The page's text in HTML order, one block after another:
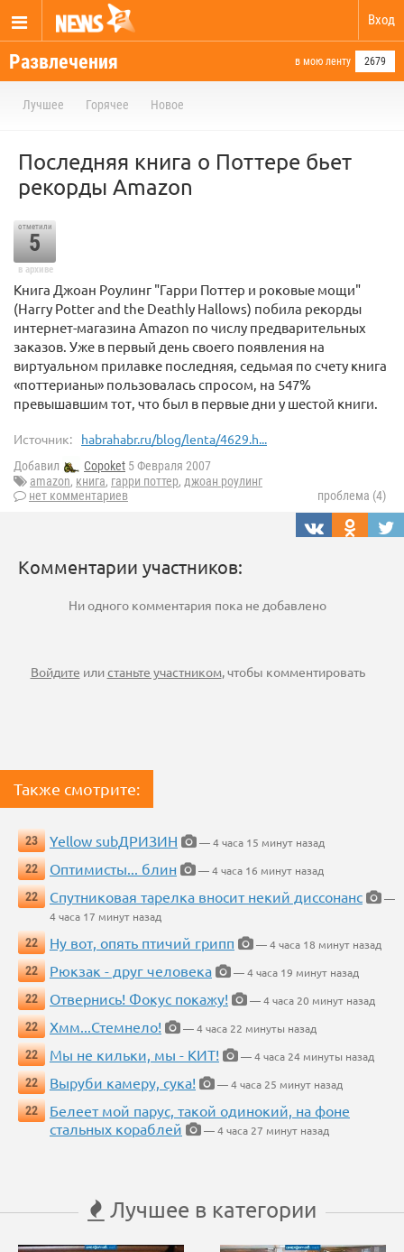
Вход
Развлечения в мою ленту 2679
Лучшее Горячее Новое
Последняя книга о Поттере бьет
рекорды Amazon
отметили
5
в архиве
Книга Джоан Роулинг "Гарри Поттер и роковые мощи"
(Harry Potter and the Deathly Hallows) побила рекорды
интернет-магазина Amazon по числу предварительных
заказов. Уже в первый день своего появления на
виртуальном прилавке последняя, седьмая по счету книга
«поттерианы» пользовалась спросом, на 547%
превышавшим тот, что был в первые дни у шестой книги.
Источник: habrahabr.ru/blog/lenta/4629.h...
Добавил Copoket 5 Февраля 2007
amazon, книга, гарри поттер, джоан роулинг
нет комментариев
проблема (4)
Комментарии участников:
Ни одного комментария пока не добавлено
Войдите илистаньте участником, чтобы комментировать
Также смотрите:
23 Yellow subДРИЗИН
— 4 часа 15 минут назад
22
Оптимисты... блин
— 4 часа 16 минут назад
22
Спутниковая тарелка вносит некий диссонанс
—
4 часа 17 минут назад
22
Ну вот, опять птичий грипп
— 4 часа 18 минут назад
22
Рюкзак - друг человека
— 4 часа 19 минут назад
22
Отвернись! Фокус покажу!
— 4 часа 20 минут назад
22
Хмм...Стемнело!
— 4 часа 22 минуты назад
22
Мы не кильки, мы - КИТ!
— 4 часа 24 минуты назад
22
Выруби камеру, сука!
— 4 часа 25 минут назад
22
Белеет мой парус, такой одинокий, на фоне
стальных кораблей
— 4 часа 27 минут назад
Лучшее в категории